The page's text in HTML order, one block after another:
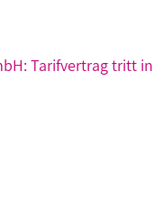
Tarifvertrag tritt